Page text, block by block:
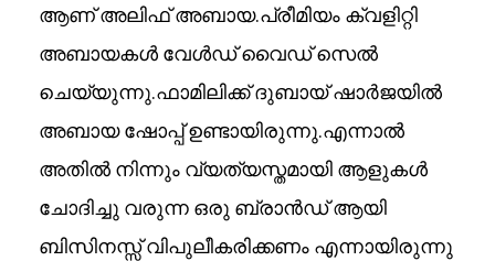
ആണ് അലിഫ് അബായ.പ്രീമിയം ക്വളിറ്റി
അബായകൾ വേൾഡ് വൈഡ് സെൽ
ചെയ്യുന്നു.ഫാമിലിക്ക് ദുബായ് ഷാർജയിൽ
അബായ ഷോപ്പ് ഉണ്ടായിരുന്നു.എന്നാൽ
അതിൽ നിന്നും വ്യത്യസ്തമായി ആളുകൾ
ചോദിച്ചു വരുന്ന ഒരു ബ്രാൻഡ് ആയി
ബിസിനസ്സ് വിപുലീകരിക്കണം എന്നായിരുന്നു